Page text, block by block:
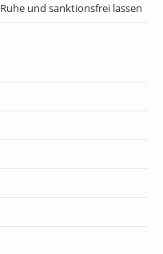
und sanktionsfrei lassen